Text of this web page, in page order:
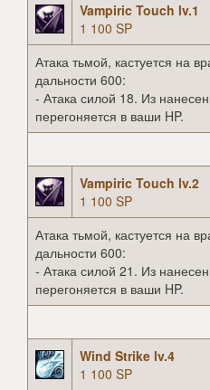
Vampiric Touch lv.1
1 100 SP
Атака тьмой, кастуется на
дальности 600:
- Атака силой 18. Из
перегоняется в ваши HP.
Vampiric Touch lv.2
1 100 SP
Атака тьмой, кастуется на
дальности 600:
- Атака силой 21. Из
перегоняется в ваши HP.
Wind Strike lv.4
1 100 SP